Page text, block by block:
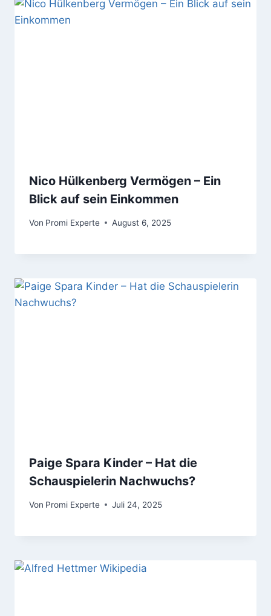
Nico Hülkenberg Vermögen – Ein
Blick auf sein Einkommen
Von Promi Experte August 6, 2025
Paige Spara Kinder – Hat die
Schauspielerin Nachwuchs?
Von Promi Experte Juli 24, 2025